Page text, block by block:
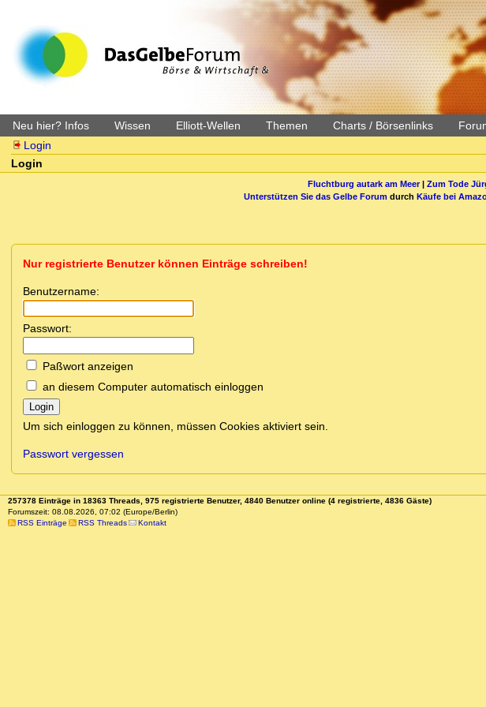
Neu hier? Infos Wissen Elliott-Wellen Themen Charts / Börsenlinks
Login
Login
Fluchtburg autark am Meer| Zum Tode
Unterstützen Sie das Gelbe Forum durch Käufe bei
Nur registrierte Benutzer können Einträge schreiben!
Benutzername:
Passwort:
Paßwort anzeigen
an diesem Computer automatisch einloggen
Login
Um sich einloggen zu können, müssen Cookies aktiviert sein.
Passwort vergessen
257378 Einträge in 18363 Threads, 975 registrierte Benutzer, 4840 Benutzer online (4 registrierte, 4836 Gäste)
Forumszeit: 08.08.2026, 07:02 (Europe/Berlin)
RSS Einträge
RSS Threads Kontakt